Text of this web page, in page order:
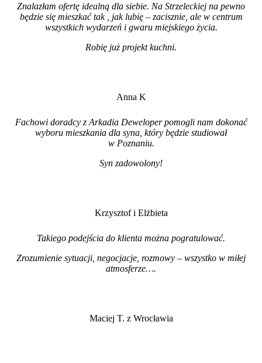
Znalazłam ofertę idealną dla siebie. Na Strzeleckiej na pewno
będzie się mieszkać tak , jak lubię – zacisznie, ale w centrum
wszystkich wydarzeń i gwaru miejskiego życia.
Robię już projekt kuchni.
Anna K
Fachowi doradcy z Arkadia Deweloper pomogli nam dokonać
wyboru mieszkania dla syna, który będzie studiował
w Poznaniu.
Syn zadowolony!
Krzysztof i Elżbieta
Takiego podejścia do klienta można pogratulować.
Zrozumienie sytuacji, negocjacje, rozmowy – wszystko w miłej
atmosferze….
Maciej T. z Wrocławia